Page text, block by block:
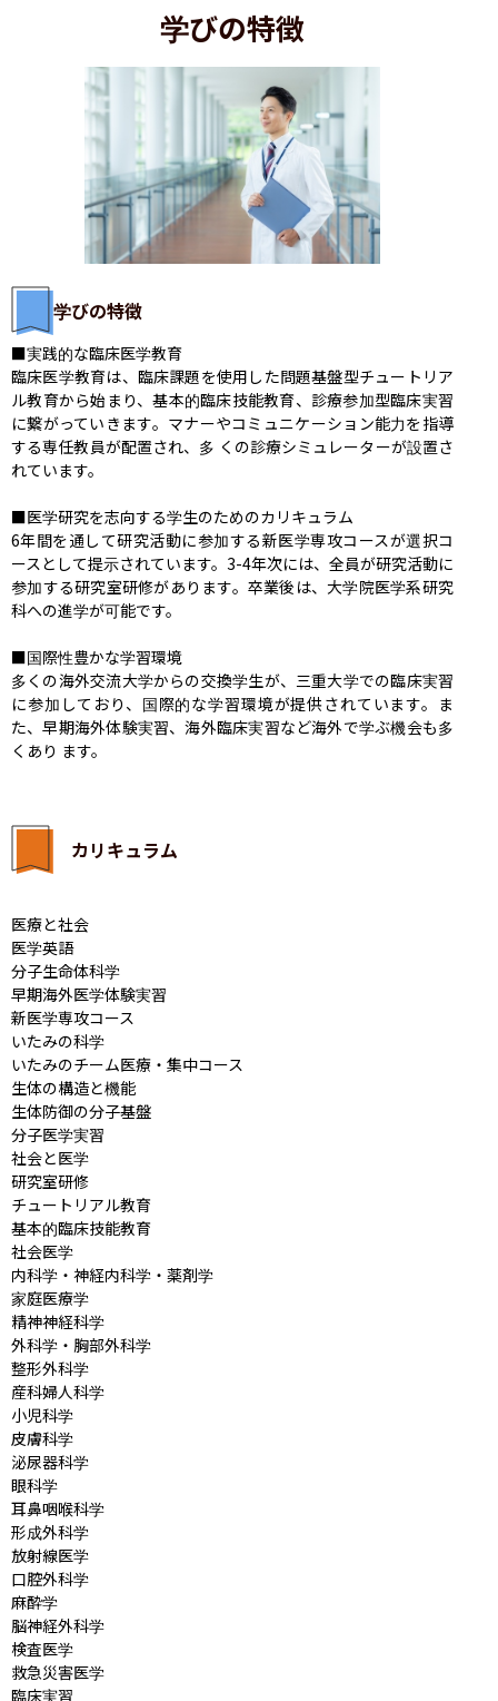
学びの特徴
学びの特徴
■実践的な臨床医学教育
臨床医学教育は、臨床課題を使用した問題基盤型チュートリア
ル教育から始まり、基本的臨床技能教育、診療参加型臨床実習
に繋がっていきます。マナーやコミュニケーション能力を指導
する専任教員が配置され、多 くの診療シミュレーターが設置さ
れています。
■医学研究を志向する学生のためのカリキュラム
6年間を通して研究活動に参加する新医学専攻コースが選択コ
ースとして提示されています。3-4年次には、全員が研究活動に
参加する研究室研修があります。卒業後は、大学院医学系研究
科への進学が可能です。
■国際性豊かな学習環境
多くの海外交流大学からの交換学生が、三重大学での臨床実習
に参加しており、国際的な学習環境が提供されています。ま
た、早期海外体験実習、海外臨床実習など海外で学ぶ機会も多
くあり ます。
カリキュラム
医療と社会
医学英語
分子生命体科学
早期海外医学体験実習
新医学専攻コース
いたみの科学
いたみのチーム医療・集中コース
生体の構造と機能
生体防御の分子基盤
分子医学実習
社会と医学
研究室研修
チュートリアル教育
基本的臨床技能教育
社会医学
内科学・神経内科学・薬剤学
家庭医療学
精神神経科学
外科学・胸部外科学
整形外科学
産科婦人科学
小児科学
皮膚科学
泌尿器科学
眼科学
耳鼻咽喉科学
形成外科学
放射線医学
口腔外科学
麻酔学
脳神経外科学
検査医学
救急災害医学
臨床実習